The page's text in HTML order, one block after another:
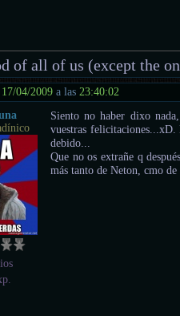
of all of us (except the
17/04/2009 a las23:40:02
Siento no haber dixo
vuestras felicitaciones...xD.
debido...
Que no os extrañe q
más tanto de Neton, cmo